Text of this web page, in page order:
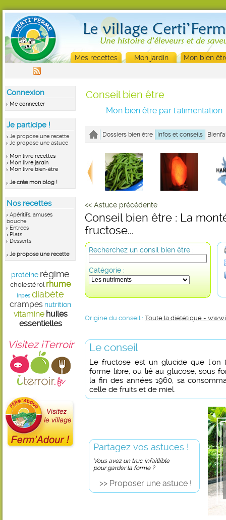
Mes recettes Mon jardin Mon bien
Connexion
Me connecter
Je participe !
Je propose une recette
Je propose une astuce
Mon livre recettes
Mon livre jardin
Mon livre bien-être
Je crée mon blog !
Nos recettes
Apéritifs, amuses
bouche
Entrées
Plats
Desserts
Je propose une recette
protéine régime
cholestérol rhume
Inpes diabète
crampes nutrition
vitamine huiles
essentielles
Visitez iTerroir
Conseil bien être
Mon bien être par l'alimentation
Dossiers bien être Infos et conseils
<< Astuce précédente
Conseil bien être : La
fructose...
Recherchez un consil bien être :
Catégorie :
Origine du conseil : Toute la diététique -
Le conseil
Le fructose est un glucide que l'on
forme libre, ou lié au glucose, sous
la fin des années 1960, sa
celle de fruits et de miel.
Partagez vos astuces !
Vous avez un truc infaillible
pour garder la forme ?
>> Proposer une astuce !